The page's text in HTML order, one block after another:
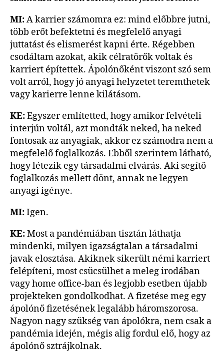
MI:A karrier számomra ez: mind előbbre jutni,
több erőt befektetni és megfelelő anyagi
juttatást és elismerést kapni érte. Régebben
csodáltam azokat, akik célratörők voltak és
karriert építettek. Ápolónőként viszont szó sem
volt arról, hogy jó anyagi helyzetet teremthetek
vagy karierre lenne kilátásom.
KE:Egyszer említetted, hogy amikor felvételi
interjún voltál, azt mondták neked, ha neked
fontosak az anyagiak, akkor ez számodra nem a
megfelelő foglalkozás. Ebből szerintem látható,
hogy létezik egy társadalmi elvárás. Aki segítő
foglalkozás mellett dönt, annak ne legyen
anyagi igénye.
MI:Igen.
KE:Most a pandémiában tisztán láthatja
mindenki, milyen igazságtalan a társadalmi
javak elosztása. Akiknek sikerült némi karriert
felépíteni, most csücsülhet a meleg irodában
vagy home office-ban és legjobb esetben újabb
projekteken gondolkodhat. A fizetése meg egy
ápolónő fizetésének legalább háromszorosa.
Nagyon nagy szükség van ápolókra, nem csak a
pandémia idején, mégis alig fordul elő, hogy az
ápolónő sztrájkolnak.